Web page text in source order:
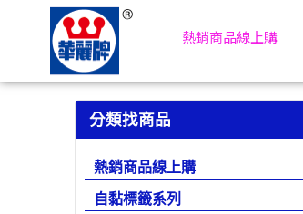
電腦列印標籤 | 華麗牌自粘標籤
熱銷商品線上購
分類找商品
熱銷商品線上購
自黏標籤系列